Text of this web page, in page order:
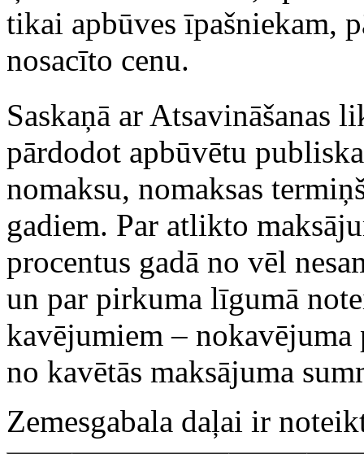
tikai apbūves īpašniekam,
nosacīto cenu.
Saskaņā ar Atsavināšanas
pārdodot apbūvētu
nomaksu, nomaksas
gadiem. Par atlikto
procentus gadā no vēl
un par pirkuma līgumā
kavējumiem – nokavējuma
no kavētās maksājuma
Zemesgabala daļai ir